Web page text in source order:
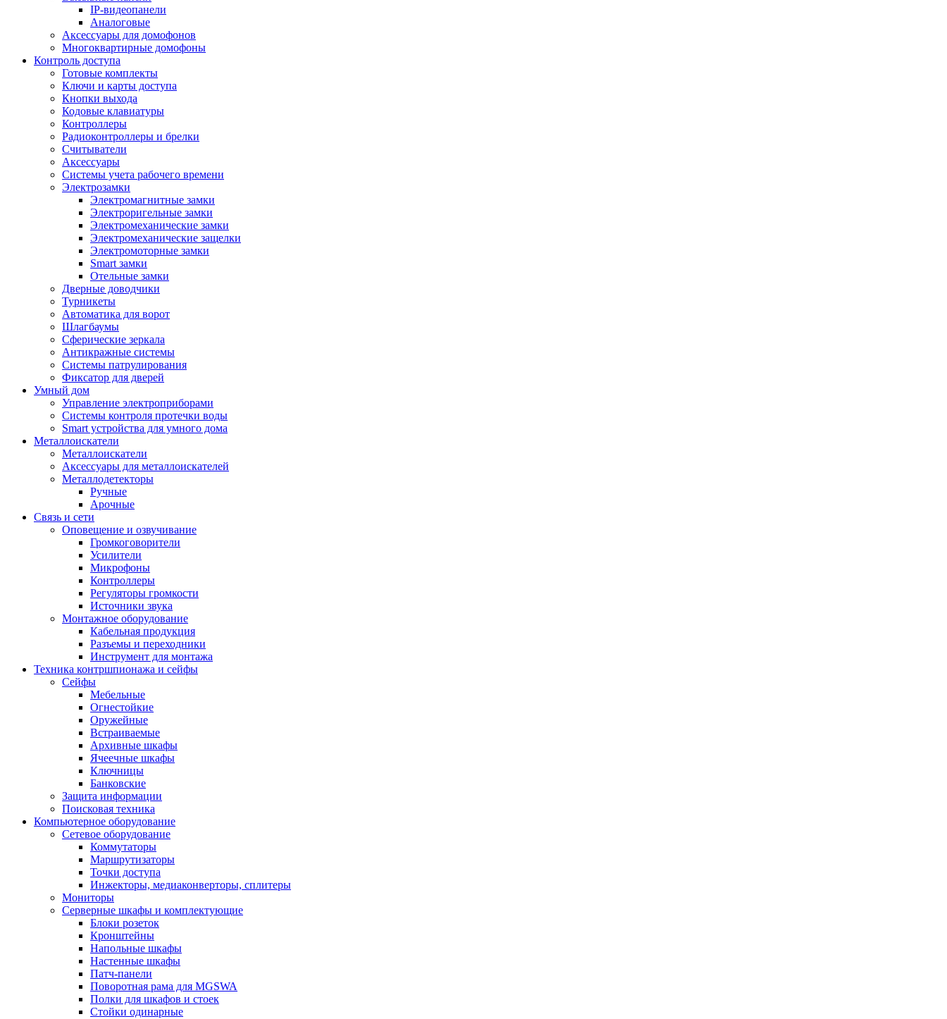
IP-видеопанели
Аналоговые
Аксессуары для домофонов
Многоквартирные домофоны
Контроль доступа
Готовые комплекты
Ключи и карты доступа
Кнопки выхода
Кодовые клавиатуры
Контроллеры
Радиоконтроллеры и брелки
Считыватели
Аксессуары
Системы учета рабочего времени
Электрозамки
Электромагнитные замки
Электроригельные замки
Электромеханические замки
Электромеханические защелки
Электромоторные замки
Smart замки
Отельные замки
Дверные доводчики
Турникеты
Автоматика для ворот
Шлагбаумы
Сферические зеркала
Антикражные системы
Системы патрулирования
Фиксатор для дверей
Умный дом
Управление электроприборами
Системы контроля протечки воды
Smart устройства для умного дома
Металлоискатели
Металлоискатели
Аксессуары для металлоискателей
Металлодетекторы
Ручные
Арочные
Связь и сети
Оповещение и озвучивание
Громкоговорители
Усилители
Микрофоны
Контроллеры
Регуляторы громкости
Источники звука
Монтажное оборудование
Кабельная продукция
Разъемы и переходники
Инструмент для монтажа
Техника контршпионажа и сейфы
Сейфы
Мебельные
Огнестойкие
Оружейные
Встраиваемые
Архивные шкафы
Ячеечные шкафы
Ключницы
Банковские
Защита информации
Поисковая техника
Компьютерное оборудование
Сетевое оборудование
Коммутаторы
Маршрутизаторы
Точки доступа
Инжекторы, медиаконверторы, сплитеры
Мониторы
Серверные шкафы и комплектующие
Блоки розеток
Кронштейны
Напольные шкафы
Настенные шкафы
Патч-панели
Поворотная рама для MGSWA
Полки для шкафов и стоек
Стойки одинарные